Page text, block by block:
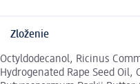
Zloženie
Octyldodecanol, Ricinus
Hydrogenated Rape Seed Oil,